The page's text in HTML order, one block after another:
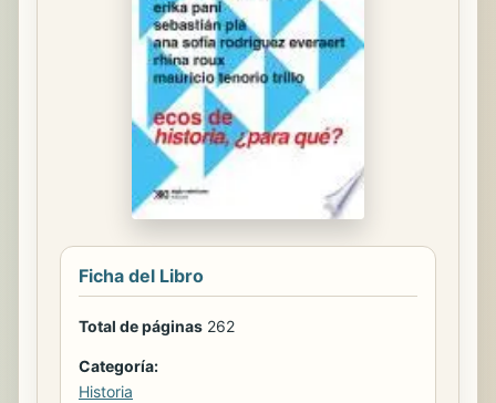
Ficha del Libro
Total de páginas 262
Categoría:
Historia